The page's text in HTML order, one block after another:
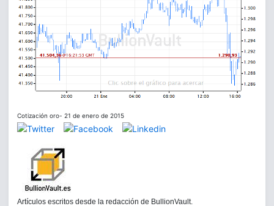
Cotización oro- 21 de enero de 2015
Artículos escritos desde la redacción de BullionVault.